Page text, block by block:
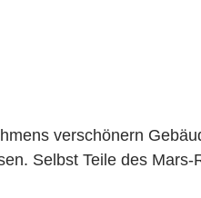
verschönern
Selbst Teile des Mars-